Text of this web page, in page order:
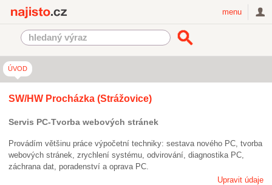
menu
ÚVOD
SW/HW Procházka (Strážovice)
Servis PC-Tvorba webových stránek
Provádím většinu práce výpočetní techniky: sestava nového PC, tvorba
webových stránek, zrychlení systému, odvirování, diagnostika PC,
záchrana dat, poradenství a oprava PC.
Upravit údaje